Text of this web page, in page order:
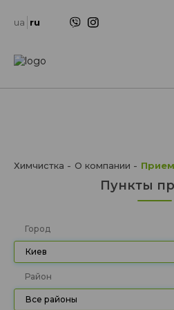
OKua ru
Химчистка О компании
Пункты
Город
Киев
Район
Все районы